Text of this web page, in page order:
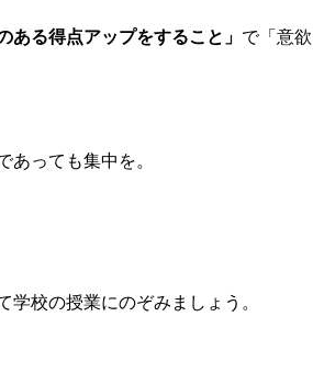
ある得点アップをすること」 で「意欲
あっても集中を。
学校の授業にのぞみましょう。